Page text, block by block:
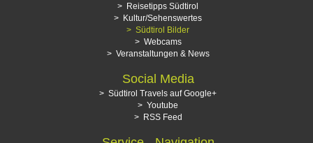
Reisetipps Südtirol
Kultur/Sehenswertes
Südtirol Bilder
Webcams
Veranstaltungen & News
Social Media
Südtirol Travels auf Google+
Youtube
RSS Feed